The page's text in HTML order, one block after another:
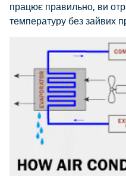
працює правильно, ви
температуру без зайвих